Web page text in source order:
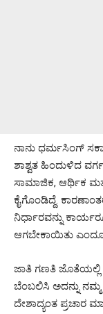
ನಾನು ಧರ್ಮಸಿಂಗ್
ಶಾಶ್ವತ ಹಿಂದುಳಿದ
ಸಾಮಾಜಿಕ, ಆರ್ಥಿಕ
ಕೈಗೊಂಡಿದ್ದೆ.
ನಿರ್ಧಾರವನ್ನು
ಆಗಬೇಕಾಯಿತು ಎಂದೂ
ಜಾತಿ ಗಣತಿ
ಬೆಂಬಲಿಸಿ ಅದನ್ನು ನಮ್ಮ
ದೇಶಾದ್ಯಂತ ಪ್ರಚಾರ